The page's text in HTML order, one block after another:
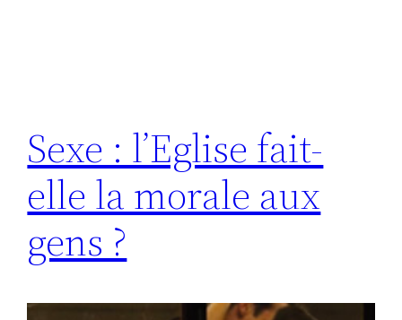
Sexe : l’Eglise fait-
elle la morale aux
gens ?